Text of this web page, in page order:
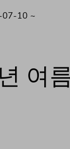
07-10 ~
여